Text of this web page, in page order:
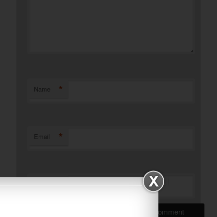
Name *
Email *
Website